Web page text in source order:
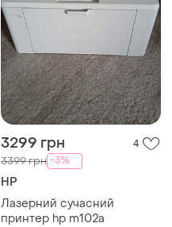
3299 грн 4
3399 грн -3%
HP
Лазерний сучасний
принтер hp m102a